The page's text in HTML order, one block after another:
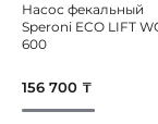
Насос фекальный
Speroni ECO LIFT
600
156 700 ₸